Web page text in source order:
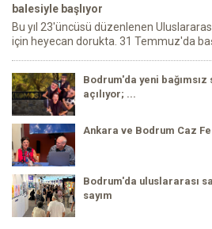
balesiyle başlıyor
Bu yıl 23'üncüsü düzenlenen
için heyecan dorukta. 31 Temmuz'da
Bodrum'da yeni bağımsız
açılıyor; ...
Ankara ve Bodrum Caz
Bodrum'da uluslararası
sayım